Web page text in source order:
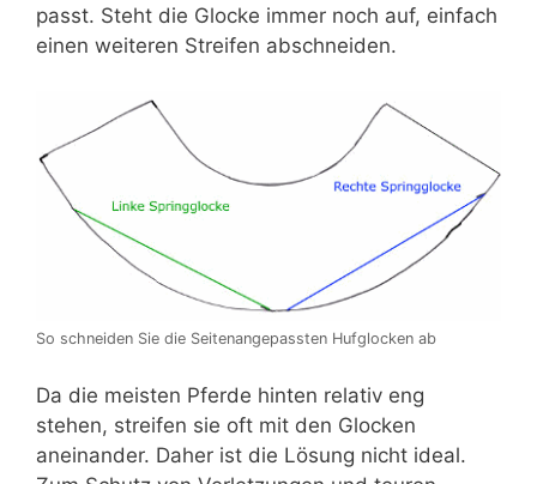
passt. Steht die Glocke immer noch auf, einfach
einen weiteren Streifen abschneiden.
So schneiden Sie die Seitenangepassten Hufglocken ab
Da die meisten Pferde hinten relativ eng
stehen, streifen sie oft mit den Glocken
aneinander. Daher ist die Lösung nicht ideal.